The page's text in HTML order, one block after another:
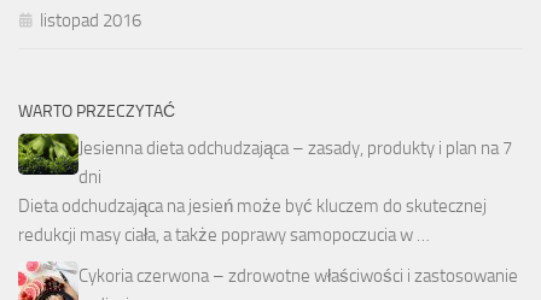
listopad 2016
WARTO PRZECZYTAĆ
Jesienna dieta odchudzająca – zasady, produkty i plan na 7
dni
Dieta odchudzająca na jesień może być kluczem do skutecznej
redukcji masy ciała, a także poprawy samopoczucia w …
Cykoria czerwona – zdrowotne właściwości i zastosowanie